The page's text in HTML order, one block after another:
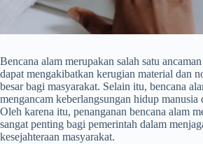
Bencana alam merupakan salah satu
dapat mengakibatkan kerugian material dan
besar bagi masyarakat. Selain itu, bencana
mengancam keberlangsungan hidup manusia
Oleh karena itu, penanganan bencana alam
sangat penting bagi pemerintah dalam
kesejahteraan masyarakat.